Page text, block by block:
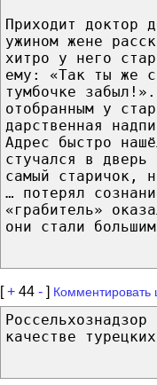
Приходит доктор
ужином жене
хитро у него
ему: «Так ты же
тумбочке
отобранным у
дарственная
Адрес быстро
стучался в дверь
самый старичок,
… потерял
«грабитель»
они стали
[+ 44 - ] Комментировать
качестве